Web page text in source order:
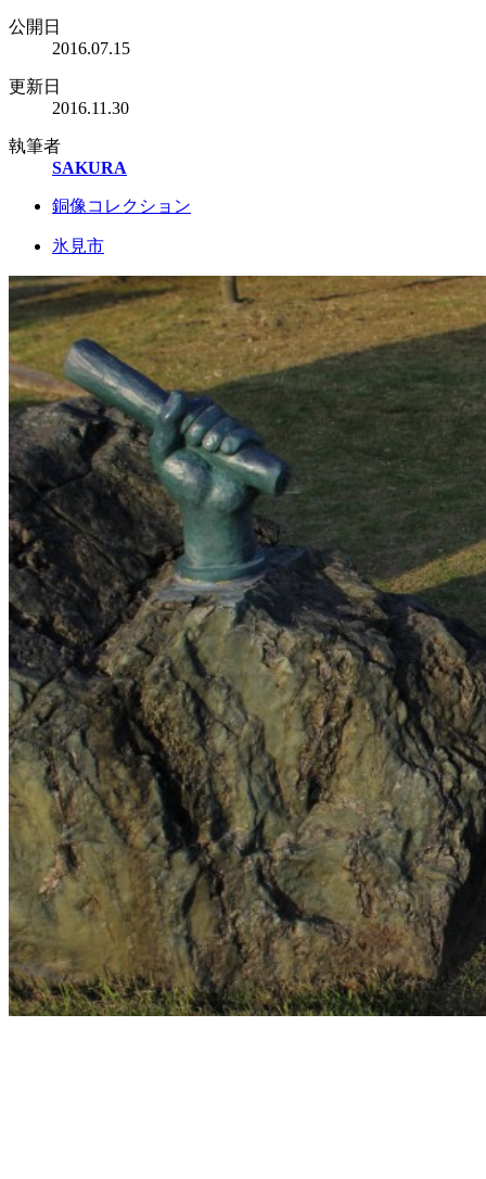
公開日
2016.07.15
更新日
2016.11.30
執筆者
SAKURA
銅像コレクション
氷見市